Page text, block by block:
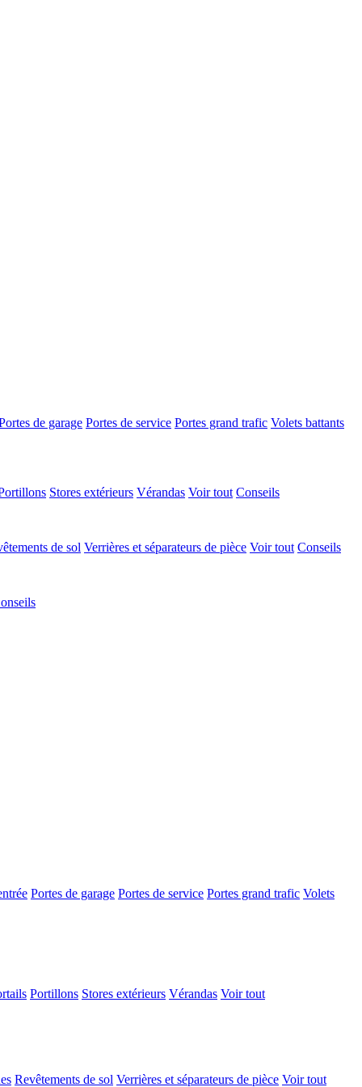
de garage Portes de service Portes grand trafic Volets battants
Stores extérieurs Vérandas Voir tout Conseils
de sol Verrières et séparateurs de pièce Voir tout Conseils
Portes de garage Portes de service Portes grand trafic Volets
Portillons Stores extérieurs Vérandas Voir tout
Revêtements de sol Verrières et séparateurs de pièce Voir tout